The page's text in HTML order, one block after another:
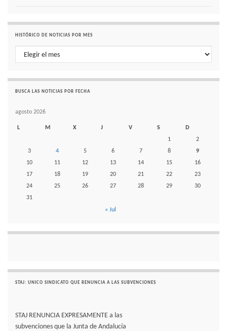
HISTÓRICO DE NOTICIAS POR MES
Histórico de noticias por mes
BUSCA LAS NOTICIAS POR FECHA
agosto 2026
L M X J V S
D
1
2
3
4 5 6 7 8
9
10
11 12 13 14 15
16
17
18 19 20 21 22
23
24
25 26 27 28 29
30
31
« Jul
STAJ: UNICO SINDICATO QUE RENUNCIA A LAS SUBVENCIONES
STAJ RENUNCIA EXPRESAMENTE a las
subvenciones que la Junta de Andalucía